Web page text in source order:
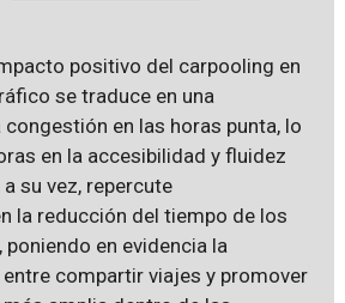
positivo del carpooling en
se traduce en una
en las horas punta, lo
en la accesibilidad y fluidez
su vez, repercute
la reducción del tiempo de los
en evidencia la
compartir viajes y promover